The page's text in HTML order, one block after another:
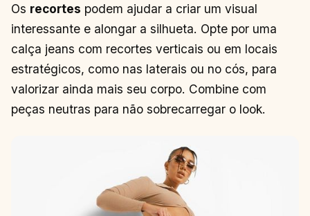
Os recortes podem ajudar a criar um visual
interessante e alongar a silhueta. Opte por uma
calça jeans com recortes verticais ou em locais
estratégicos, como nas laterais ou no cós, para
valorizar ainda mais seu corpo. Combine com
peças neutras para não sobrecarregar o look.